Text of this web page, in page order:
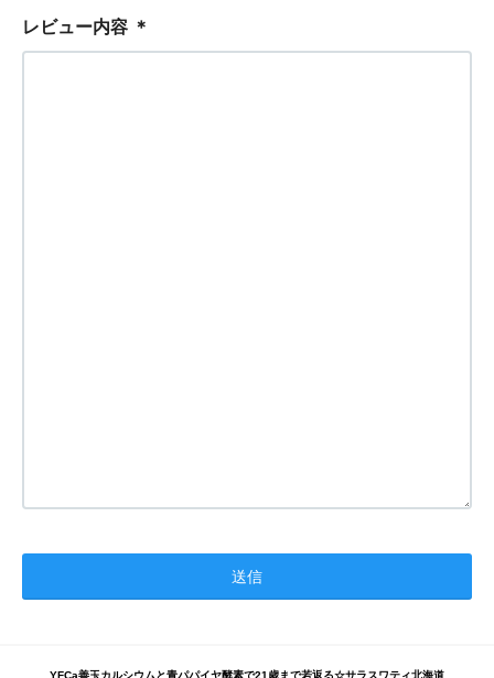
レビュー内容 ＊
YFCa善玉カルシウムと青パパイヤ酵素で21歳まで若返る☆サラスワティ北海道